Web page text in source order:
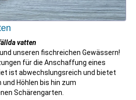
vatten
unseren fischreichen Gewässern!
für die Anschaffung eines
ist abwechslungsreich und bietet
Höhlen bis hin zum
Schärengarten.